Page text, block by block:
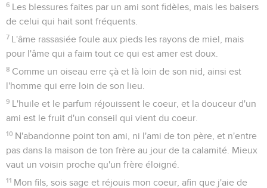
6 Les blessures faites par un ami sont fidèles, mais les baisers
de celui qui hait sont fréquents.
7 L'âme rassasiée foule aux pieds les rayons de miel, mais
pour l'âme qui a faim tout ce qui est amer est doux.
8 Comme un oiseau erre çà et là loin de son nid, ainsi est
l'homme qui erre loin de son lieu.
9 L'huile et le parfum réjouissent le coeur, et la douceur d'un
ami est le fruit d'un conseil qui vient du coeur.
10 N'abandonne point ton ami, ni l'ami de ton père, et n'entre
pas dans la maison de ton frère au jour de ta calamité. Mieux
vaut un voisin proche qu'un frère éloigné.
11 Mon fils, sois sage et réjouis mon coeur, afin que j'aie de